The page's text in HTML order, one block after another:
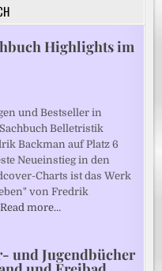
Highlights im
und Bestseller in
Belletristik
Backman auf Platz 6
Neueinstieg in den
Charts ist das Werk
von Fredrik
Read more…
und Jugendbücher